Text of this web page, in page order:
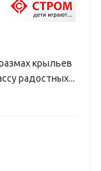
крыльев
радостных...